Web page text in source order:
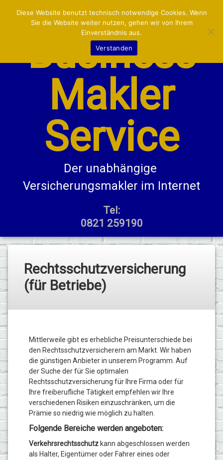
MENU
VERSICHERUNGEN:
LKW/LIEFERWAGEN
BETRIEB/GEWERBE
KONTAKT/INFO
Business
Makler
Service
Der unabhängige
Versicherungsmakler im Internet
Tel:
0821 259190
Rechtsschutzversicherung
(für Betriebe)
Mittlerweile gibt es erhebliche Preisunterschiede bei
den Rechtsschutzversicherern am Markt. Wir haben
die günstigen Anbieter in unserem Programm. Auf
der Suche der für Sie optimalen
Rechtsschutzversicherung für Ihre Firma oder für
Ihre freiberufliche Tätigkeit empfehlen wir Ihre
verschiedenen Risiken einzuschränken, um die
Prämie so niedrig wie möglich zu halten.
Folgende Bereiche werden angeboten:
Verkehrsrechtsschutz kann abgeschlossen werden
als Halter, Eigentümer oder Fahrer eines oder
Diese Website benutzt technisch notwendige Cookies. Wenn
Sie die Website weiter nutzen, gehen wir von Ihrem
Einverständnis aus.
Verstanden